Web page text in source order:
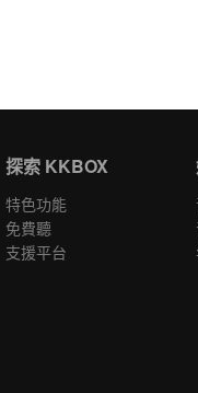
探索 KKBOX
特色功能
免費聽
支援平台